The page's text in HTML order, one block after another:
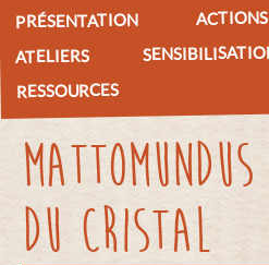
PRÉSENTATION ACTIONS
ATELIERS
RESSOURCES
DU CRISTAL